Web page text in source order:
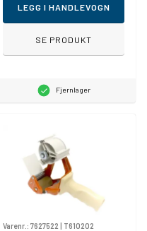
LEGG I HANDLEVOGN
SE PRODUKT
Fjernlager
Varenr.: 7627522 | T610202